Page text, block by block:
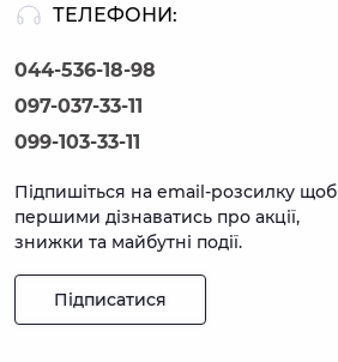
ТЕЛЕФОНИ:
044-536-18-98
097-037-33-11
099-103-33-11
Підпишіться на email-розсилку щоб
першими дізнаватись про акції,
знижки та майбутні події.
Підписатися